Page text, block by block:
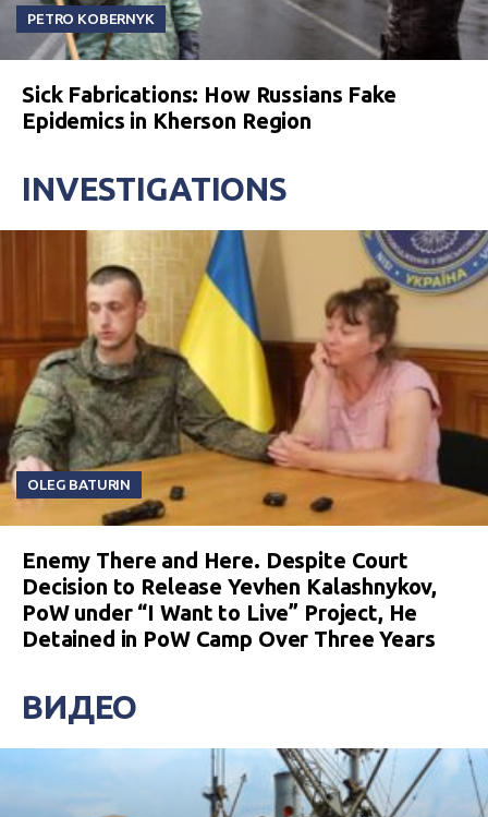
PETRO KOBERNYK
Sick Fabrications: How Russians Fake
Epidemics in Kherson Region
INVESTIGATIONS
OLEG BATURIN
Enemy There and Here. Despite Court
Decision to Release Yevhen Kalashnykov,
PoW under “I Want to Live” Project, He
Detained in PoW Camp Over Three Years
ВИДЕО